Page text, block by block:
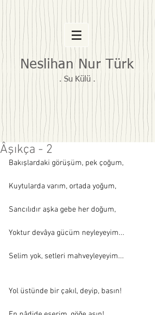
Neslihan Nur Türk
. Su Külü .
Âşıkça - 2
Bakışlardaki görüşüm, pek çoğum,
Kuytularda varım, ortada yoğum,
Sancılıdır aşka gebe her doğum,
Yoktur devâya gücüm neyleyeyim...
Selim yok, setleri mahveyleyeyim...
Yol üstünde bir çakıl, deyip, basın!